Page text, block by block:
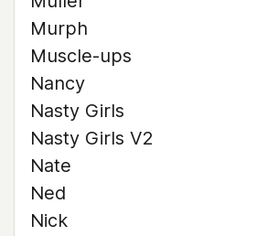
Murph
Muscle-ups
Nancy
Nasty Girls
Nasty Girls V2
Nate
Ned
Nick